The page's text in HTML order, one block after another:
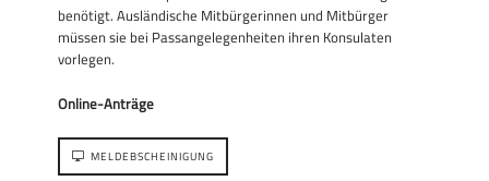
benötigt. Ausländische Mitbürgerinnen und Mitbürger
müssen sie bei Passangelegenheiten ihren Konsulaten
vorlegen.
Online-Anträge
MELDEBSCHEINIGUNG